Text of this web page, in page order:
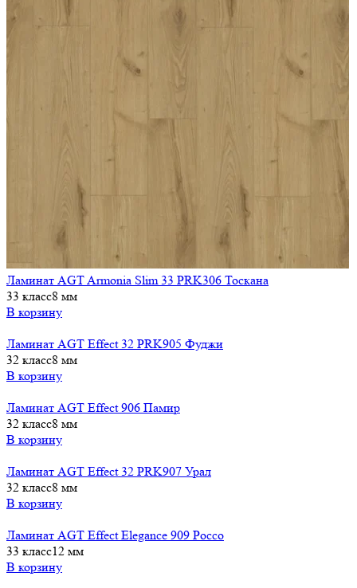
Ламинат AGT Armonia Slim 33 PRK306 Тоскана
33 класс8 мм
В корзину
Ламинат AGT Effect 32 PRK905 Фуджи
32 класс8 мм
В корзину
Ламинат AGT Effect 906 Памир
32 класс8 мм
В корзину
Ламинат AGT Effect 32 PRK907 Урал
32 класс8 мм
В корзину
Ламинат AGT Effect Elegance 909 Россо
33 класс12 мм
В корзину